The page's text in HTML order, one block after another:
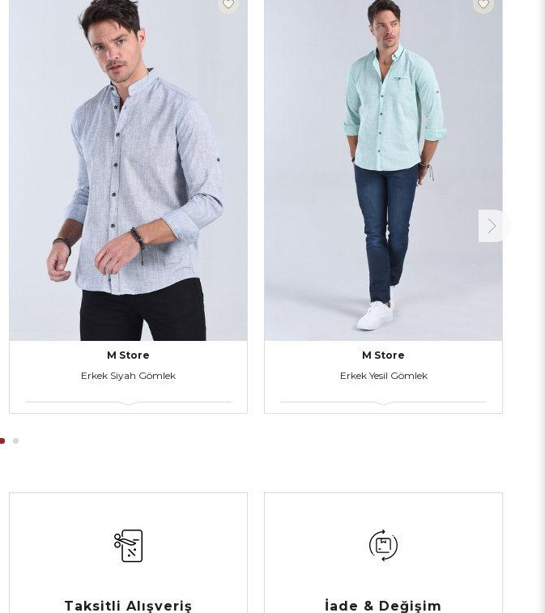
M Store
Erkek Siyah Gömlek
M Store
Erkek Yesil Gömlek
Taksitli Alışveriş İade & Değişim